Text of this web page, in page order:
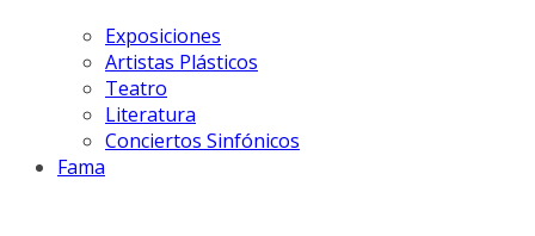
Exposiciones
Artistas Plásticos
Teatro
Literatura
Conciertos Sinfónicos
Fama